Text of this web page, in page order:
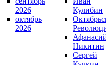
2026
октябрь
2026
Кулибин
Никитин
Сергей